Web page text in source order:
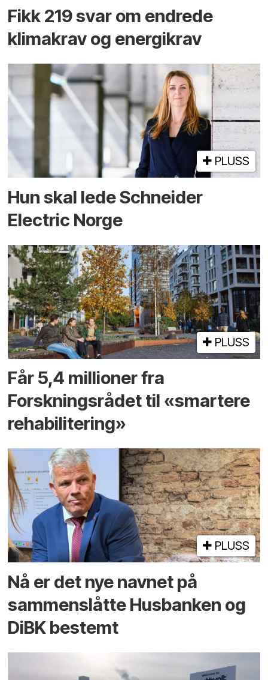
Fikk 219 svar om endrede
klimakrav og energikrav
PLUSS
Hun skal lede Schneider
Electric Norge
PLUSS
Får 5,4 millioner fra
Forskningsrådet til «smartere
rehabilitering»
PLUSS
Nå er det nye navnet på
sammenslåtte Husbanken og
DiBK bestemt